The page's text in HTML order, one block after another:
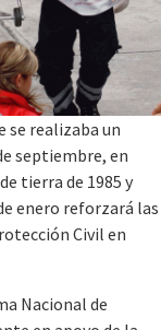
se realizaba un
septiembre, en
tierra de 1985 y
enero reforzará las
Civil en
Nacional de